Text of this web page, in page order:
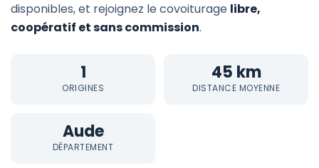
disponibles, et rejoignez le covoiturage libre,
coopératif et sans commission.
1
ORIGINES
45 km
DISTANCE MOYENNE
Aude
DÉPARTEMENT